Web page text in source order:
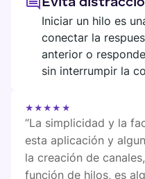
Plaky
Google Drive
Ve todas las
MARKETPLACE
SEDE DIGITAL
Conecta tu equipo, socios
Explora sede digital
Iniciar un hilo es
conectar la
anterior o
sin interrumpir la
★★★★★
“La simplicidad y la
esta aplicación y
la creación de
función de hilos, es